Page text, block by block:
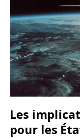
Les
pour les